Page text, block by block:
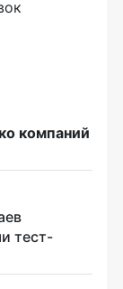
компаний
тест-